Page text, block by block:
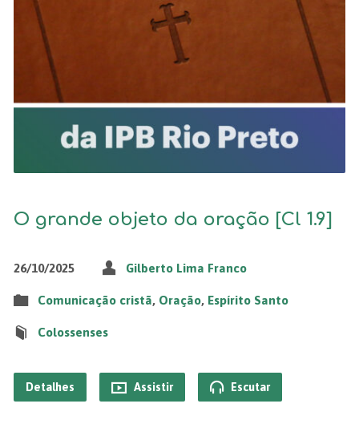
O grande objeto da oração [Cl 1.9]
26/10/2025 Gilberto Lima Franco
Comunicação cristã, Oração, Espírito Santo
Colossenses
Detalhes Assistir Escutar